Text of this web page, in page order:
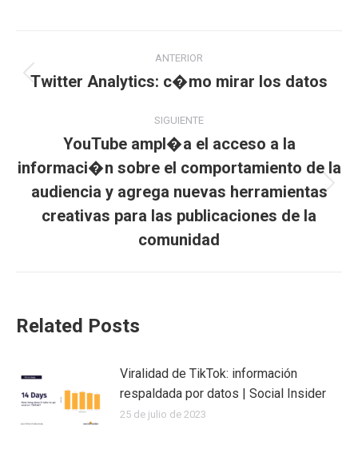
Navegación
entre
publicaciones
ANTERIOR
Publicación
Twitter Analytics: c�mo mirar los datos
SIGUIENTE
Publicación
siguiente:
YouTube ampl�a el acceso a la
informaci�n sobre el comportamiento de la
audiencia y agrega nuevas herramientas
creativas para las publicaciones de la
comunidad
Related Posts
Viralidad de TikTok: información
respaldada por datos | Social Insider
25 de julio de 2023